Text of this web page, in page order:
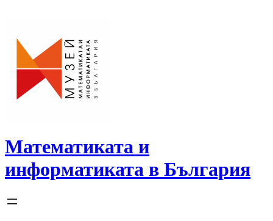
Математиката и
информатиката в България